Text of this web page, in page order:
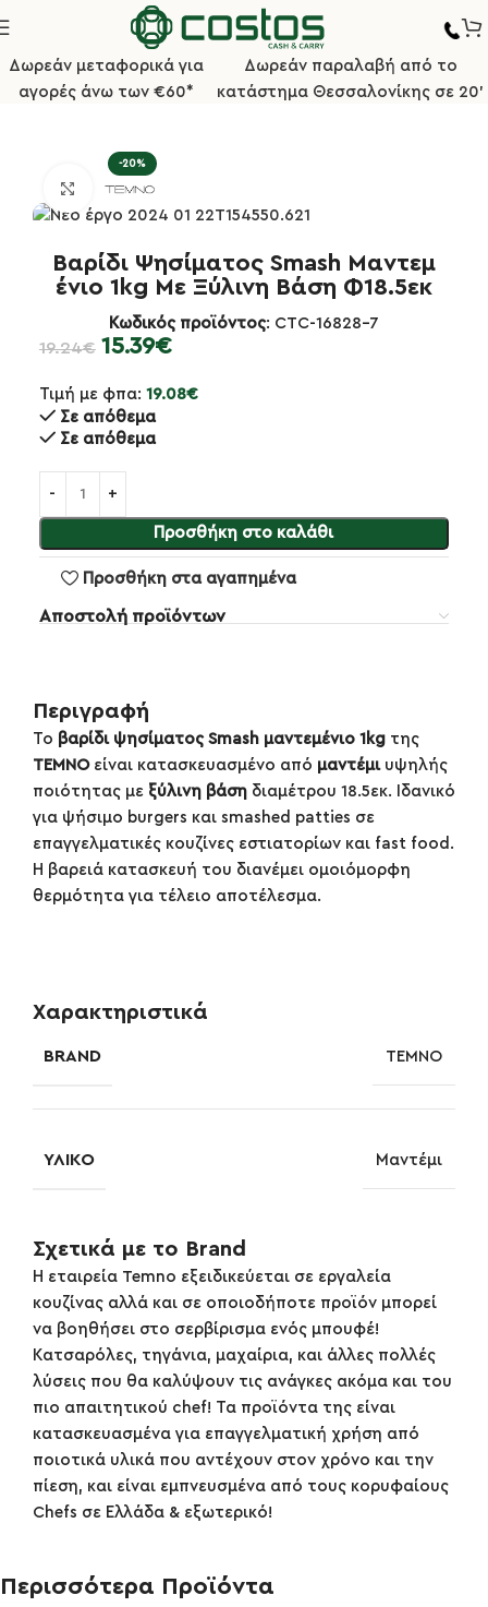
Δωρεάν μεταφορικά για
αγορές άνω των €60*
Δωρεάν παραλαβή από το
κατάστημα Θεσσαλονίκης σε 20'
Αρχική σελίδα Κουζίνα Γενικά Εργαλεία Κουζίνας
-20%
Κλικ για μεγέθυνση
Βαρίδι Ψησίματος Smash Μαντεμ
ένιο 1kg Με Ξύλινη Βάση Φ18.5εκ
Κωδικός προϊόντος: CTC-16828-7
19.24€ 15.39€
Τιμή με φπα: 19.08€
Σε απόθεμα
Σε απόθεμα
Προσθήκη στο καλάθι
Προσθήκη στα αγαπημένα
Αποστολή προϊόντων
Περιγραφή
Το βαρίδι ψησίματος Smash μαντεμένιο 1kg της
TEMNOείναι κατασκευασμένο από μαντέμιυψηλής
ποιότητας με ξύλινη βάση διαμέτρου 18.5εκ. Ιδανικό
για ψήσιμο burgers και smashed patties σε
επαγγελματικές κουζίνες εστιατορίων και fast food.
Η βαρειά κατασκευή του διανέμει ομοιόμορφη
θερμότητα για τέλειο αποτέλεσμα.
Χαρακτηριστικά
BRAND TEMNO
ΥΛΙΚΌ Μαντέμι
Σχετικά με το Brand
Η εταιρεία Temno εξειδικεύεται σε εργαλεία
κουζίνας αλλά και σε οποιοδήποτε προϊόν μπορεί
να βοηθήσει στο σερβίρισμα ενός μπουφέ!
Κατσαρόλες, τηγάνια, μαχαίρια, και άλλες πολλές
λύσεις που θα καλύψουν τις ανάγκες ακόμα και του
πιο απαιτητικού chef! Τα προϊόντα της είναι
κατασκευασμένα για επαγγελματική χρήση από
ποιοτικά υλικά που αντέχουν στον χρόνο και την
πίεση, και είναι εμπνευσμένα από τους κορυφαίους
Chefs σε Ελλάδα & εξωτερικό!
Περισσότερα Προϊόντα